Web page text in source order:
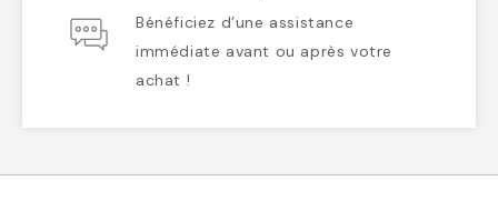
Bénéficiez d’une assistance
immédiate avant ou après votre
achat !